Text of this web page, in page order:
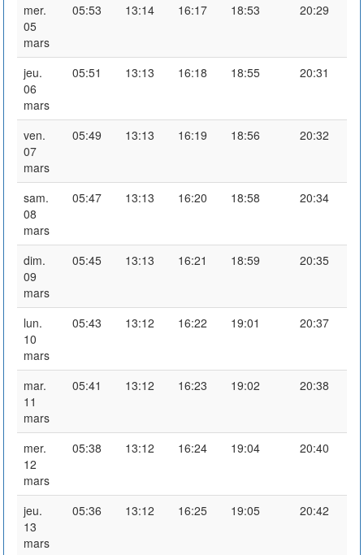
mer.
05
mars
05:53 13:14 16:17 18:53 20:29
jeu.
06
mars
05:51 13:13 16:18 18:55 20:31
ven.
07
mars
05:49 13:13 16:19 18:56 20:32
sam.
08
mars
05:47 13:13 16:20 18:58 20:34
dim.
09
mars
05:45 13:13 16:21 18:59 20:35
lun.
10
mars
05:43 13:12 16:22 19:01 20:37
mar.
11
mars
05:41 13:12 16:23 19:02 20:38
mer.
12
mars
05:38 13:12 16:24 19:04 20:40
jeu.
13
mars
05:36 13:12 16:25 19:05 20:42